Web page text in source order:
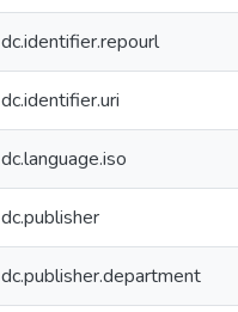
dc.identifier.repourl
dc.identifier.uri
dc.language.iso
dc.publisher
dc.publisher.department